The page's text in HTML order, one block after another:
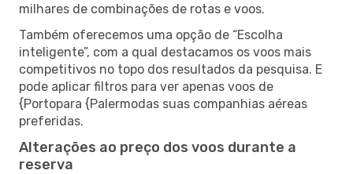
milhares de combinações de rotas e voos.
Também oferecemos uma opção de “Escolha
inteligente”, com a qual destacamos os voos mais
competitivos no topo dos resultados da pesquisa. E
pode aplicar filtros para ver apenas voos de
{Portopara {Palermodas suas companhias aéreas
preferidas.
Alterações ao preço dos voos durante a
reserva